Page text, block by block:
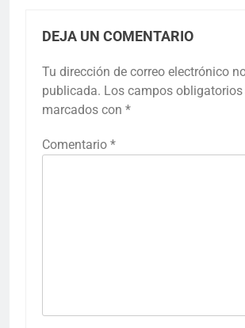
DEJA UN COMENTARIO
Tu dirección de correo electrónico
publicada. Los campos obligatorios
marcados con *
Comentario *